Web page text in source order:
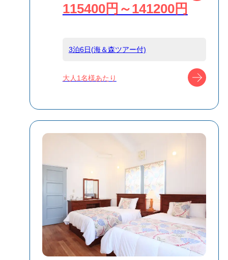
食事条件 朝食のみ
リクエスト受付
商品対象
115400円～141200円
3泊6日(海＆森ツアー付)
大人1名様あたり